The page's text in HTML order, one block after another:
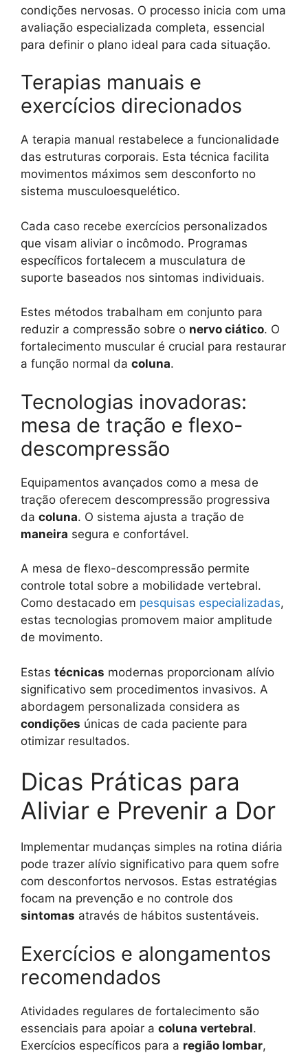
condições nervosas. O processo inicia com uma
avaliação especializada completa, essencial
para definir o plano ideal para cada situação.
Terapias manuais e
exercícios direcionados
A terapia manual restabelece a funcionalidade
das estruturas corporais. Esta técnica facilita
movimentos máximos sem desconforto no
sistema musculoesquelético.
Cada caso recebe exercícios personalizados
que visam aliviar o incômodo. Programas
específicos fortalecem a musculatura de
suporte baseados nos sintomas individuais.
Estes métodos trabalham em conjunto para
reduzir a compressão sobre o nervo ciático. O
fortalecimento muscular é crucial para restaurar
a função normal da coluna.
Tecnologias inovadoras:
mesa de tração e flexo-
descompressão
Equipamentos avançados como a mesa de
tração oferecem descompressão progressiva
da coluna. O sistema ajusta a tração de
maneira segura e confortável.
A mesa de flexo-descompressão permite
controle total sobre a mobilidade vertebral.
Como destacado em pesquisas especializadas,
estas tecnologias promovem maior amplitude
de movimento.
Estas técnicas modernas proporcionam alívio
significativo sem procedimentos invasivos. A
abordagem personalizada considera as
condições únicas de cada paciente para
otimizar resultados.
Dicas Práticas para
Aliviar e Prevenir a Dor
Implementar mudanças simples na rotina diária
pode trazer alívio significativo para quem sofre
com desconfortos nervosos. Estas estratégias
focam na prevenção e no controle dos
sintomas através de hábitos sustentáveis.
Exercícios e alongamentos
recomendados
Atividades regulares de fortalecimento são
essenciais para apoiar a coluna vertebral.
Exercícios específicos para a região lombar,